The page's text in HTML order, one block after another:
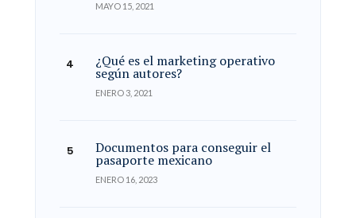
MAYO 15, 2021
¿Qué es el marketing operativo
según autores?
ENERO 3, 2021
Documentos para conseguir el
pasaporte mexicano
ENERO 16, 2023